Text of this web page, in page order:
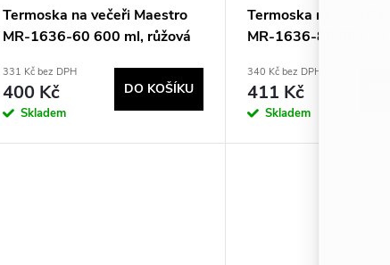
Termoska na večeři Maestro
MR-1636-60 600 ml, růžová
331 Kč bez DPH
400 Kč
Skladem
DO KOŠÍKU
Termoska na večeři
MR-1636-80 800 ml,
340 Kč bez DPH
411 Kč
Skladem